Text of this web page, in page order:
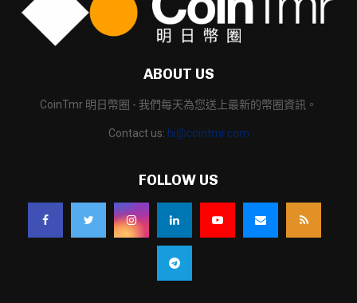
ABOUT US
CoinTmr 明日幣圈 - 我們每天為您送上最新的幣圈資訊。
Contact us: hi@cointmr.com
FOLLOW US